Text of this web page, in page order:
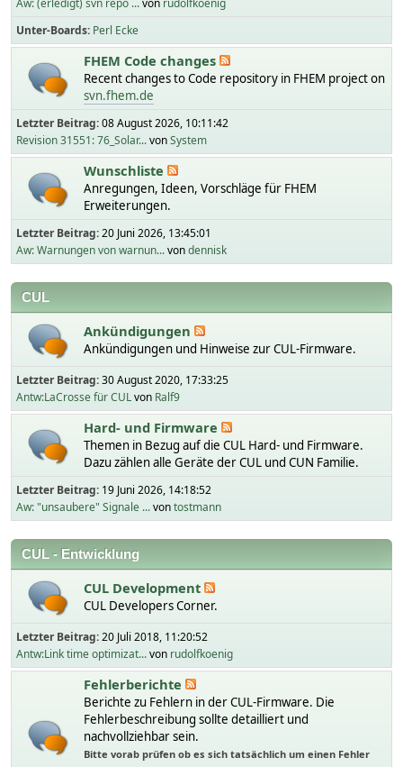
Aw: (erledigt) svn repo ...von rudolfkoenig
Unter-Boards Perl Ecke
FHEM Code changes
Recent changes to Code repository in FHEM project on
svn.fhem.de
Letzter Beitrag:08 August 2026, 10:11:42
Revision 31551: 76_Solar...vonSystem
Wunschliste
Anregungen, Ideen, Vorschläge für FHEM
Erweiterungen.
Letzter Beitrag:20 Juni 2026, 13:45:01
Aw: Warnungen von warnun...vondennisk
CUL
Ankündigungen
Ankündigungen und Hinweise zur CUL-Firmware.
Letzter Beitrag:30 August 2020, 17:33:25
Antw:LaCrosse für CULvon Ralf9
Hard- und Firmware
Themen in Bezug auf die CUL Hard- und Firmware.
Dazu zählen alle Geräte der CUL und CUN Familie.
Letzter Beitrag: 19 Juni 2026, 14:18:52
Aw: "unsaubere" Signale ...vontostmann
CUL - Entwicklung
CUL Development
CUL Developers Corner.
Letzter Beitrag:20 Juli 2018, 11:20:52
Antw:Link time optimizat...von rudolfkoenig
Fehlerberichte
Berichte zu Fehlern in der CUL-Firmware. Die
Fehlerbeschreibung sollte detailliert und
nachvollziehbar sein.
Bitte vorab prüfen ob es sich tatsächlich um einen Fehler